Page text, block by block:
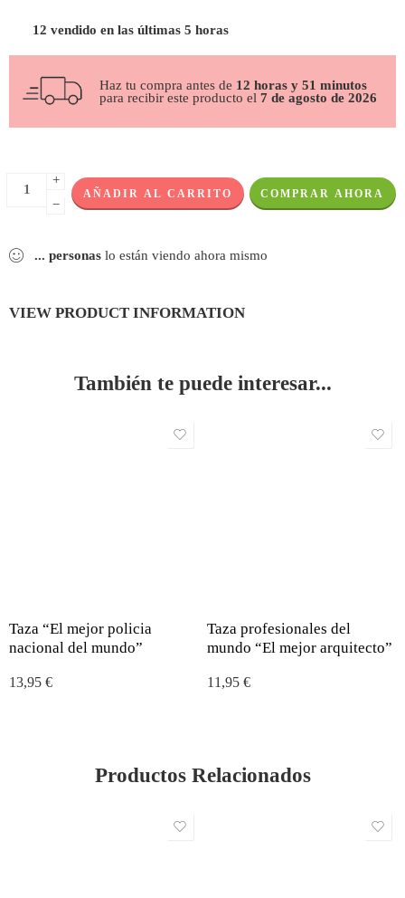
12 vendido en las últimas 5 horas
Haz tu compra antes de 12 horas y 51 minutos
para recibir este producto el 7 de agosto de 2026
+
−
AÑADIR AL CARRITO COMPRAR AHORA
... personas lo están viendo ahora mismo
VIEW PRODUCT INFORMATION
También te puede interesar...
Taza “El mejor policia
nacional del mundo”
13,95 €
Taza profesionales del
mundo “El mejor arquitecto”
11,95 €
Productos Relacionados